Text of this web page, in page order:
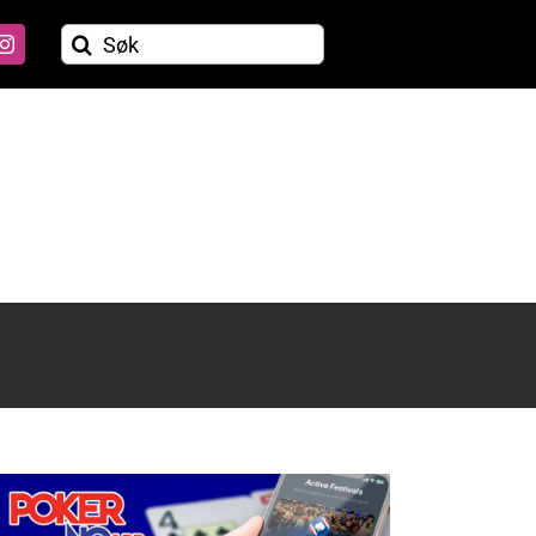
Søk
etter: